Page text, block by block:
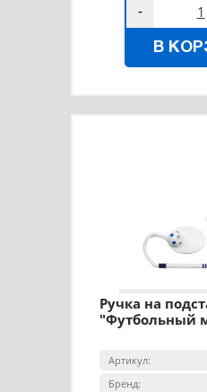
-
В
Ручка на
"Футбольный
Артикул:
Бренд: